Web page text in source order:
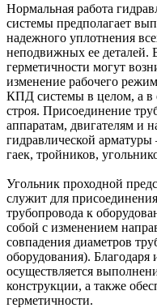
Нормальная работа
системы предполагает
надежного уплотнения
неподвижных ее деталей.
герметичности могут
изменение рабочего
КПД системы в целом, а в
строя. Присоединение
аппаратам, двигателям и
гидравлической
гаек, тройников,
Угольник проходной
служит для
трубопровода к
собой с изменением
совпадения диаметров
оборудования).
осуществляется
конструкции, а также
герметичности.